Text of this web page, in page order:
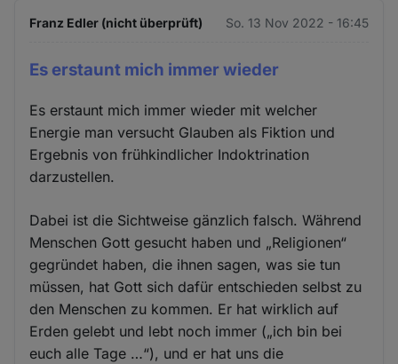
Franz Edler (nicht überprüft) So. 13 Nov 2022 - 16:45
Es erstaunt mich immer wieder
Es erstaunt mich immer wieder mit welcher
Energie man versucht Glauben als Fiktion und
Ergebnis von frühkindlicher Indoktrination
darzustellen.
Dabei ist die Sichtweise gänzlich falsch. Während
Menschen Gott gesucht haben und „Religionen“
gegründet haben, die ihnen sagen, was sie tun
müssen, hat Gott sich dafür entschieden selbst zu
den Menschen zu kommen. Er hat wirklich auf
Erden gelebt und lebt noch immer („ich bin bei
euch alle Tage …“), und er hat uns die